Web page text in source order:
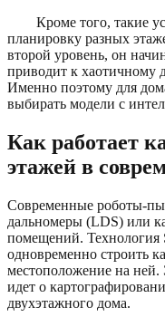
Кроме того, такие
планировку разных
второй уровень, он
приводит к
Именно поэтому для
выбирать модели с
Как работает
этажей в
Современные роботы-
дальномеры (LDS) или
помещений. Технология
одновременно строить
местоположение на ней.
идет о
двухэтажного дома.